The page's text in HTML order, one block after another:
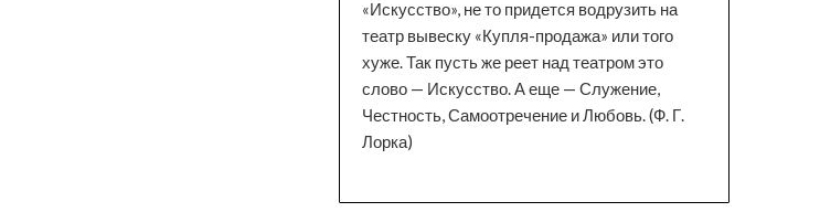
«Искусство», не то придется водрузить на
театр вывеску «Купля-продажа» или того
хуже. Так пусть же реет над театром это
слово — Искусство. А еще — Служение,
Честность, Самоотречение и Любовь. (Ф. Г.
Лорка)